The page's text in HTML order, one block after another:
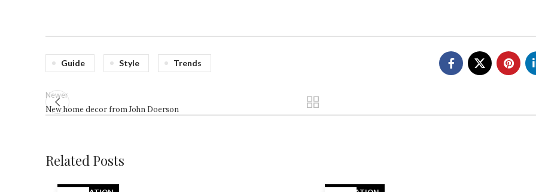
Guide Style Trends
Newer
New home decor from John Doerson
Related Posts